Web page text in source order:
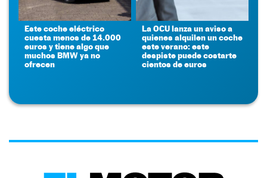
Este coche eléctrico
cuesta menos de 14.000
euros y tiene algo que
muchos BMW ya no
ofrecen
La OCU lanza un aviso a
quienes alquilen un coche
este verano: este
despiste puede costarte
cientos de euros